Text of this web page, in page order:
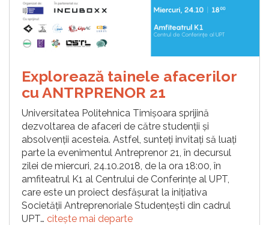
Explorează tainele afacerilor
cu ANTRPRENOR 21
Universitatea Politehnica Timișoara sprijină
dezvoltarea de afaceri de către studenții și
absolvenții acesteia. Astfel, sunteți invitați să luați
parte la evenimentul Antreprenor 21, în decursul
zilei de miercuri, 24.10.2018, de la ora 18:00, în
amfiteatrul K1 al Centrului de Conferințe al UPT,
care este un proiect desfășurat la inițiativa
Societății Antreprenoriale Studențești din cadrul
UPT… citește mai departe